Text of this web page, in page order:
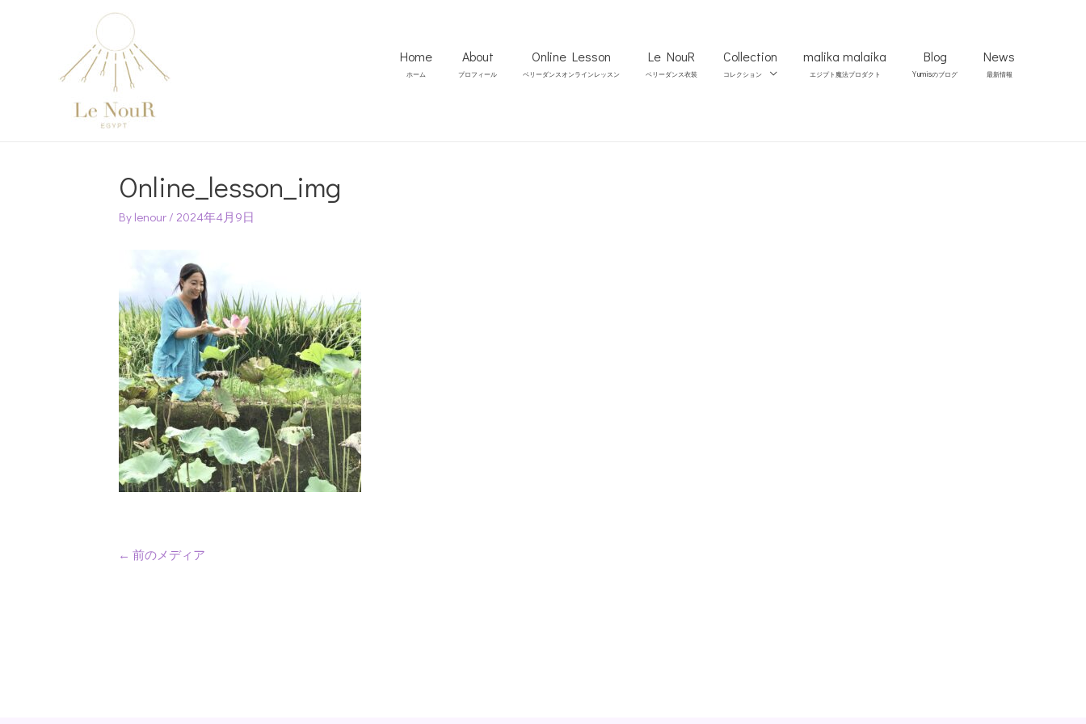
Home
ホーム
About
プロフィール
Online Lesson
ベリーダンスオンラインレッスン
Le NouR
ベリーダンス衣装
Collection
コレクション
malika malaika
エジプト魔法プロダクト
Blog
Yumisのブログ
News
最新情報
Online_lesson_img
By lenour / 2024年4月9日
navigation
← 前のメディア